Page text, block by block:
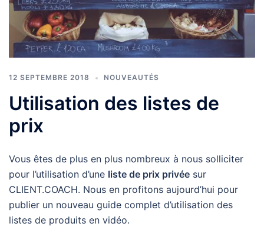
12 SEPTEMBRE 2018 NOUVEAUTÉS
Utilisation des listes de
prix
Vous êtes de plus en plus nombreux à nous solliciter
pour l’utilisation d’une liste de prix privée sur
CLIENT.COACH. Nous en profitons aujourd’hui pour
publier un nouveau guide complet d’utilisation des
listes de produits en vidéo.